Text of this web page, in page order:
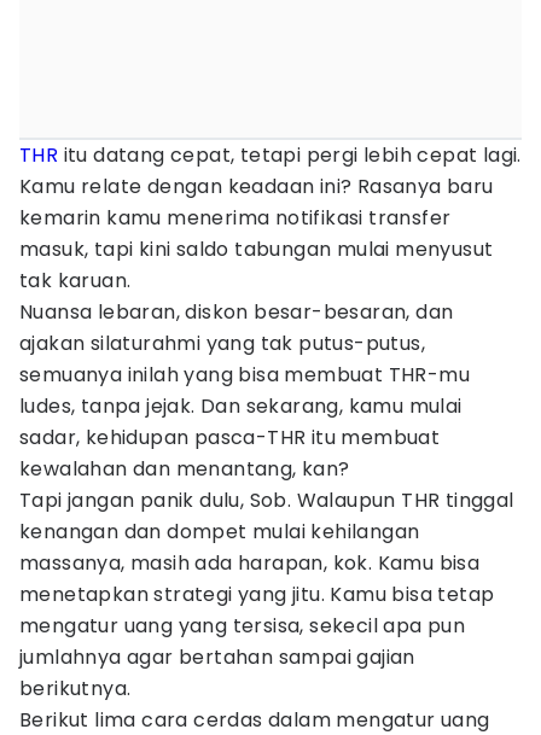
THR itu datang cepat, tetapi pergi lebih cepat lagi.
Kamu relate dengan keadaan ini? Rasanya baru
kemarin kamu menerima notifikasi transfer
masuk, tapi kini saldo tabungan mulai menyusut
tak karuan.
Nuansa lebaran, diskon besar-besaran, dan
ajakan silaturahmi yang tak putus-putus,
semuanya inilah yang bisa membuat THR-mu
ludes, tanpa jejak. Dan sekarang, kamu mulai
sadar, kehidupan pasca-THR itu membuat
kewalahan dan menantang, kan?
Tapi jangan panik dulu, Sob. Walaupun THR tinggal
kenangan dan dompet mulai kehilangan
massanya, masih ada harapan, kok. Kamu bisa
menetapkan strategi yang jitu. Kamu bisa tetap
mengatur uang yang tersisa, sekecil apa pun
jumlahnya agar bertahan sampai gajian
berikutnya.
Berikut lima cara cerdas dalam mengatur uang